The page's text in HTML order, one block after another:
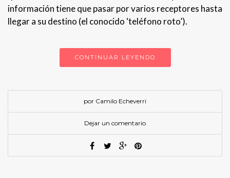
información tiene que pasar por varios receptores hasta
llegar a su destino (el conocido ‘teléfono roto’).
CONTINUAR LEYENDO
por Camilo Echeverri
Dejar un comentario